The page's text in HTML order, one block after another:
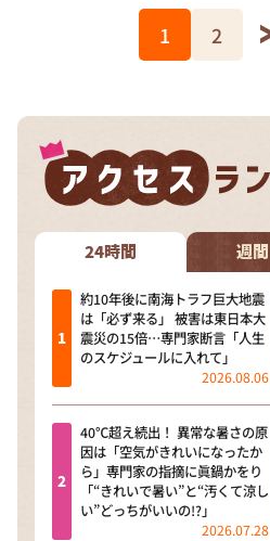
1 2
24時間 週間
約10年後に南海トラフ巨大地震
は「必ず来る」 被害は東日本大
震災の15倍…専門家断言「人生
のスケジュールに入れて」
2026.08.06
40℃超え続出！ 異常な暑さの原
因は「空気がきれいになったか
ら」専門家の指摘に眞鍋かをり
「“きれいで暑い”と“汚くて涼し
い”どっちがいいの!?」
2026.07.28